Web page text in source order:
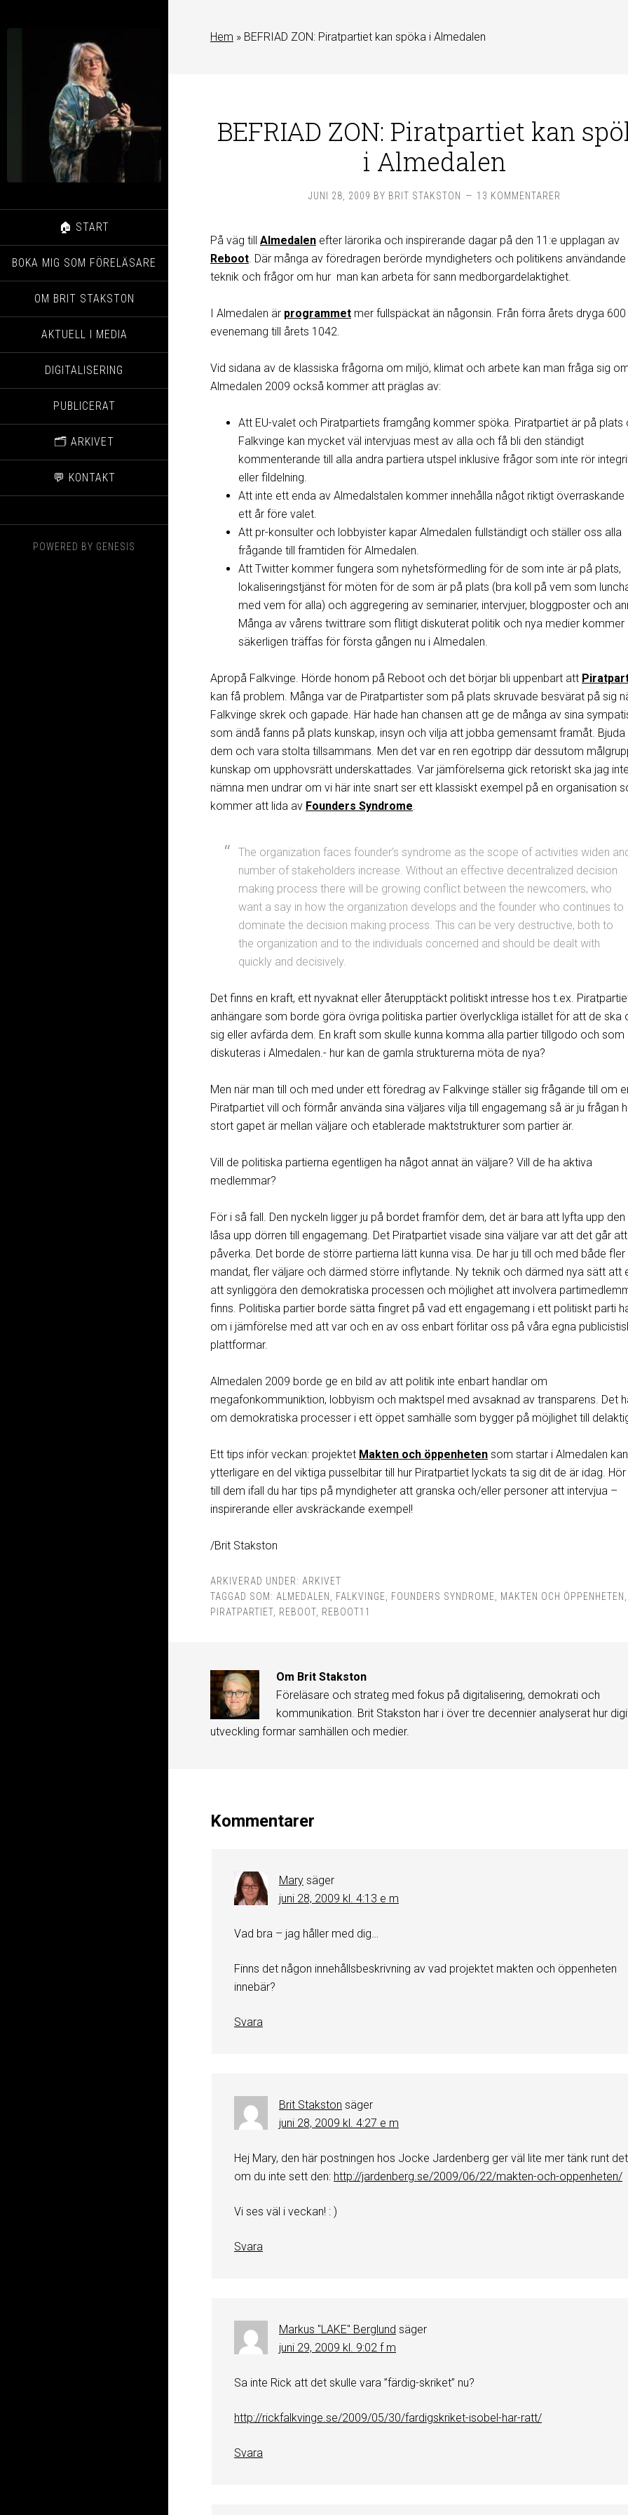
🏠 START
BOKA MIG SOM FÖRELÄSARE
OM BRIT STAKSTON
AKTUELL I MEDIA
DIGITALISERING
PUBLICERAT
🗂️ ARKIVET
💬 KONTAKT
POWERED BY GENESIS
Hem » BEFRIAD ZON: Piratpartiet kan spöka i Almedalen
BEFRIAD ZON: Piratpartiet kan
i Almedalen
JUNI 28, 2009 BY BRIT STAKSTON 13 KOMMENTARER
På väg till Almedalen efter lärorika och inspirerande dagar på den 11:e upplagan av
Reboot. Där många av föredragen berörde myndigheters och politikens användande
teknik och frågor om hur man kan arbeta för sann medborgardelaktighet.
I Almedalen är programmet mer fullspäckat än någonsin. Från förra årets dryga 600
evenemang till årets 1042.
Vid sidana av de klassiska frågorna om miljö, klimat och arbete kan man fråga sig
Almedalen 2009 också kommer att präglas av:
Att EU-valet och Piratpartiets framgång kommer spöka. Piratpartiet är på plats
Falkvinge kan mycket väl intervjuas mest av alla och få bli den ständigt
kommenterande till alla andra partiera utspel inklusive frågor som inte rör
eller fildelning.
Att inte ett enda av Almedalstalen kommer innehålla något riktigt överraskande
ett år före valet.
Att pr-konsulter och lobbyister kapar Almedalen fullständigt och ställer oss alla
frågande till framtiden för Almedalen.
Att Twitter kommer fungera som nyhetsförmedling för de som inte är på plats,
lokaliseringstjänst för möten för de som är på plats (bra koll på vem som
med vem för alla) och aggregering av seminarier, intervjuer, bloggposter och
Många av vårens twittrare som flitigt diskuterat politik och nya medier kommer
säkerligen träffas för första gången nu i Almedalen.
Apropå Falkvinge. Hörde honom på Reboot och det börjar bli uppenbart att
kan få problem. Många var de Piratpartister som på plats skruvade besvärat på sig
Falkvinge skrek och gapade. Här hade han chansen att ge de många av sina
som ändå fanns på plats kunskap, insyn och vilja att jobba gemensamt framåt. Bjuda
dem och vara stolta tillsammans. Men det var en ren egotripp där dessutom
kunskap om upphovsrätt underskattades. Var jämförelserna gick retoriskt ska jag
nämna men undrar om vi här inte snart ser ett klassiskt exempel på en organisation
kommer att lida av Founders Syndrome.
The organization faces founder’s syndrome as the scope of activities widen
number of stakeholders increase. Without an effective decentralized decision
making process there will be growing conflict between the newcomers, who
want a say in how the organization develops and the founder who continues to
dominate the decision making process. This can be very destructive, both to
the organization and to the individuals concerned and should be dealt with
quickly and decisively.
Det finns en kraft, ett nyvaknat eller återupptäckt politiskt intresse hos t.ex.
anhängare som borde göra övriga politiska partier överlyckliga istället för att de ska
sig eller avfärda dem. En kraft som skulle kunna komma alla partier tillgodo och som
diskuteras i Almedalen.- hur kan de gamla strukturerna möta de nya?
Men när man till och med under ett föredrag av Falkvinge ställer sig frågande till om
Piratpartiet vill och förmår använda sina väljares vilja till engagemang så är ju frågan
stort gapet är mellan väljare och etablerade maktstrukturer som partier är.
Vill de politiska partierna egentligen ha något annat än väljare? Vill de ha aktiva
medlemmar?
För i så fall. Den nyckeln ligger ju på bordet framför dem, det är bara att lyfta upp
låsa upp dörren till engagemang. Det Piratpartiet visade sina väljare var att det går att
påverka. Det borde de större partierna lätt kunna visa. De har ju till och med både fler
mandat, fler väljare och därmed större inflytande. Ny teknik och därmed nya sätt att
att synliggöra den demokratiska processen och möjlighet att involvera
finns. Politiska partier borde sätta fingret på vad ett engagemang i ett politiskt parti
om i jämförelse med att var och en av oss enbart förlitar oss på våra egna
plattformar.
Almedalen 2009 borde ge en bild av att politik inte enbart handlar om
megafonkommuniktion, lobbyism och maktspel med avsaknad av transparens. Det
om demokratiska processer i ett öppet samhälle som bygger på möjlighet till
Ett tips inför veckan: projektet Makten och öppenheten som startar i Almedalen
ytterligare en del viktiga pusselbitar till hur Piratpartiet lyckats ta sig dit de är idag.
till dem ifall du har tips på myndigheter att granska och/eller personer att intervjua –
inspirerande eller avskräckande exempel!
/Brit Stakston
ARKIVERAD UNDER: ARKIVET
TAGGAD SOM: ALMEDALEN FALKVINGE FOUNDERS SYNDROME MAKTEN OCH ÖPPENHETEN
PIRATPARTIET REBOOT REBOOT11
Om Brit Stakston
Föreläsare och strateg med fokus på digitalisering, demokrati och
kommunikation. Brit Stakston har i över tre decennier analyserat hur
utveckling formar samhällen och medier.
Kommentarer
Mary säger
juni 28, 2009 kl. 4:13 e m
Vad bra – jag håller med dig…
Finns det någon innehållsbeskrivning av vad projektet makten och öppenheten
innebär?
Svara
Brit Stakston säger
juni 28, 2009 kl. 4:27 e m
Hej Mary, den här postningen hos Jocke Jardenberg ger väl lite mer tänk runt det
om du inte sett den: http://jardenberg.se/2009/06/22/makten-och-oppenheten/
Vi ses väl i veckan! : )
Svara
Markus "LAKE" Berglund säger
juni 29, 2009 kl. 9:02 f m
Sa inte Rick att det skulle vara ”färdig-skriket” nu?
http://rickfalkvinge.se/2009/05/30/fardigskriket-isobel-har-ratt/
Svara